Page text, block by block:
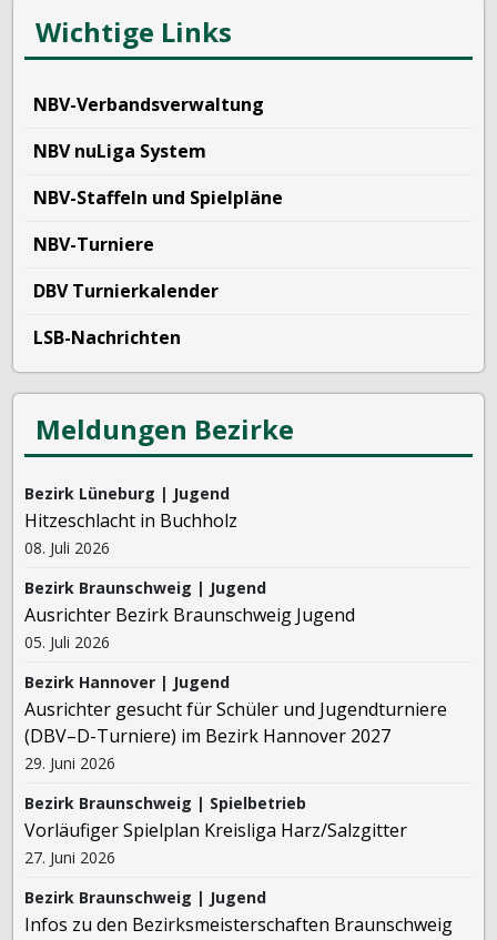
Wichtige Links
NBV-Verbandsverwaltung
NBV nuLiga System
NBV-Staffeln und Spielpläne
NBV-Turniere
DBV Turnierkalender
LSB-Nachrichten
Meldungen Bezirke
Bezirk Lüneburg | Jugend
Hitzeschlacht in Buchholz
08. Juli 2026
Bezirk Braunschweig | Jugend
Ausrichter Bezirk Braunschweig Jugend
05. Juli 2026
Bezirk Hannover | Jugend
Ausrichter gesucht für Schüler und Jugendturniere
(DBV–D-Turniere) im Bezirk Hannover 2027
29. Juni 2026
Bezirk Braunschweig | Spielbetrieb
Vorläufiger Spielplan Kreisliga Harz/Salzgitter
27. Juni 2026
Bezirk Braunschweig | Jugend
Infos zu den Bezirksmeisterschaften Braunschweig